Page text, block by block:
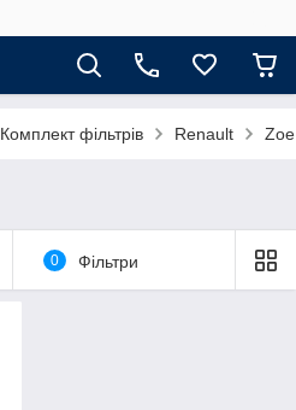
Комплект фільтрів Renault
0 Фільтри